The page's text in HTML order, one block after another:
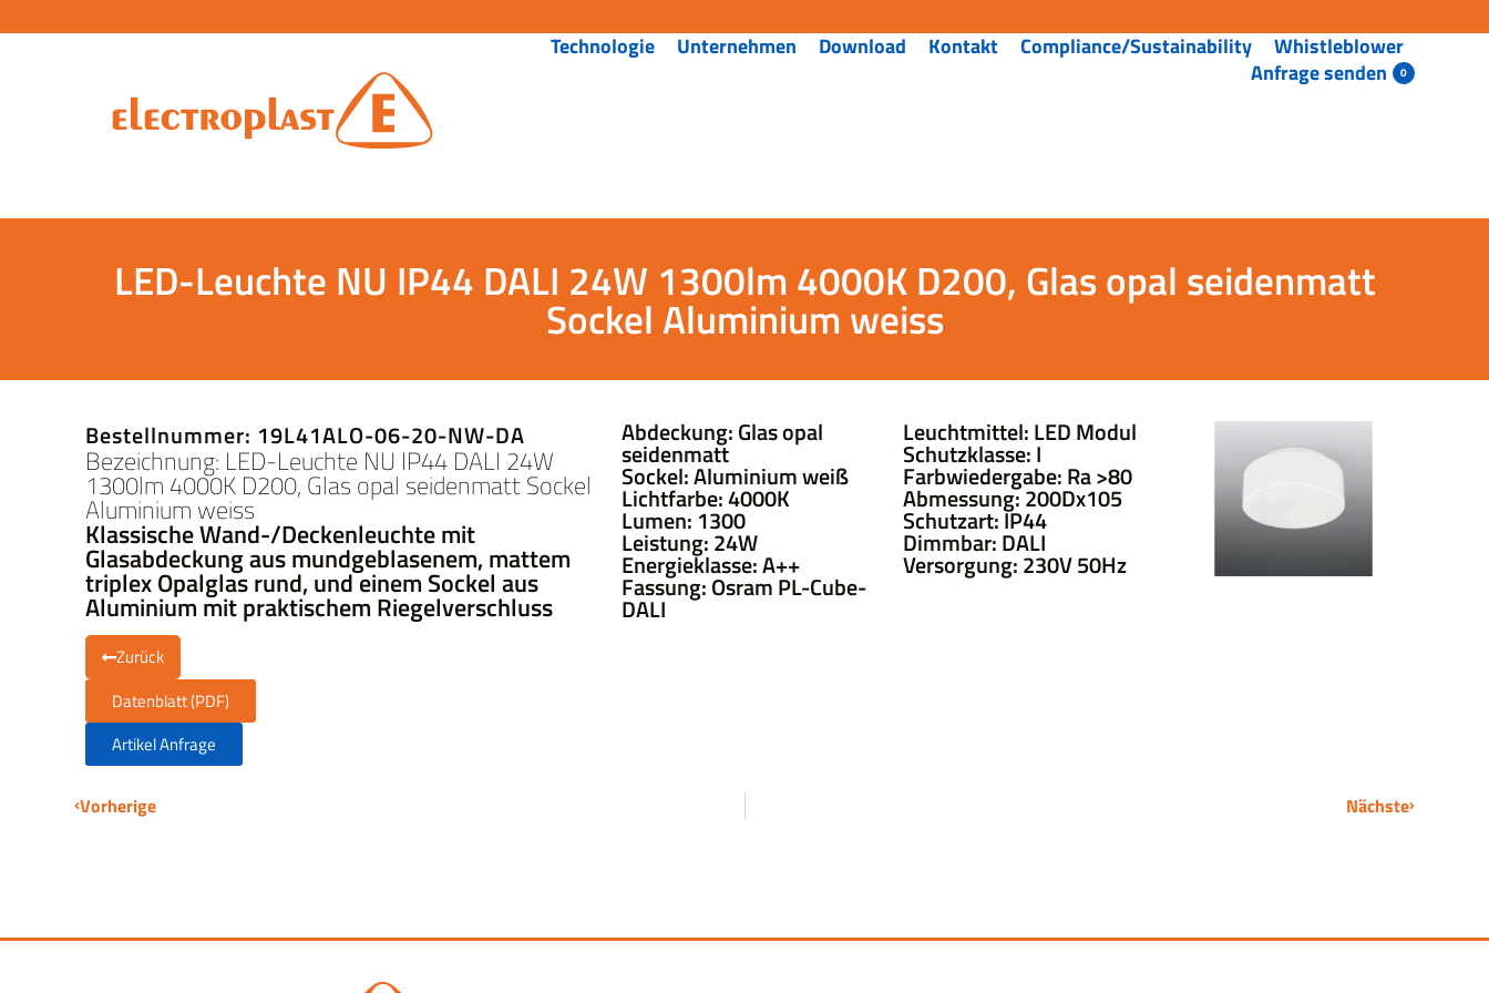
Technologie Unternehmen Download Kontakt Compliance/Sustainability
Whistleblower
Anfrage senden
LED-Leuchte NU IP44 DALI 24W 1300lm 4000K D200, Glas opal seidenmatt
Sockel Aluminium weiss
Bestellnummer: 19L41ALO-06-20-NW-DA
Bezeichnung: LED-Leuchte NU IP44 DALI 24W
1300lm 4000K D200, Glas opal seidenmatt Sockel
Aluminium weiss
Klassische Wand-/Deckenleuchte mit
Glasabdeckung aus mundgeblasenem, mattem
triplex Opalglas rund, und einem Sockel aus
Aluminium mit praktischem Riegelverschluss
Zurück
Datenblatt (PDF)
Artikel Anfrage
Abdeckung: Glas opal
seidenmatt
Sockel: Aluminium weiß
Lichtfarbe: 4000K
Lumen: 1300
Leistung: 24W
Energieklasse: A++
Fassung: Osram PL-Cube-
DALI
Leuchtmittel: LED Modul
Schutzklasse: I
Farbwiedergabe: Ra >80
Abmessung: 200Dx105
Schutzart: IP44
Dimmbar: DALI
Versorgung: 230V 50Hz
Vorherige Nächste